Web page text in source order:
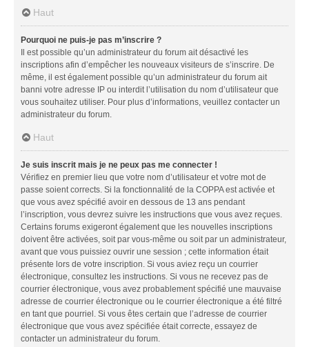
Haut
Pourquoi ne puis-je pas m’inscrire ?
Il est possible qu’un administrateur du forum ait désactivé les
inscriptions afin d’empêcher les nouveaux visiteurs de s’inscrire. De
même, il est également possible qu’un administrateur du forum ait
banni votre adresse IP ou interdit l’utilisation du nom d’utilisateur que
vous souhaitez utiliser. Pour plus d’informations, veuillez contacter un
administrateur du forum.
Haut
Je suis inscrit mais je ne peux pas me connecter !
Vérifiez en premier lieu que votre nom d’utilisateur et votre mot de
passe soient corrects. Si la fonctionnalité de la COPPA est activée et
que vous avez spécifié avoir en dessous de 13 ans pendant
l’inscription, vous devrez suivre les instructions que vous avez reçues.
Certains forums exigeront également que les nouvelles inscriptions
doivent être activées, soit par vous-même ou soit par un administrateur,
avant que vous puissiez ouvrir une session ; cette information était
présente lors de votre inscription. Si vous aviez reçu un courrier
électronique, consultez les instructions. Si vous ne recevez pas de
courrier électronique, vous avez probablement spécifié une mauvaise
adresse de courrier électronique ou le courrier électronique a été filtré
en tant que pourriel. Si vous êtes certain que l’adresse de courrier
électronique que vous avez spécifiée était correcte, essayez de
contacter un administrateur du forum.